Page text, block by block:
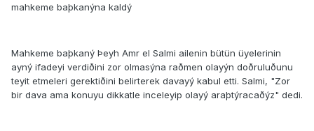
mahkeme baþkanýna kaldý
Mahkeme baþkaný Þeyh Amr el Salmi ailenin bütün üyelerinin
ayný ifadeyi verdiðini zor olmasýna raðmen olayýn doðruluðunu
teyit etmeleri gerektiðini belirterek davayý kabul etti. Salmi, "Zor
bir dava ama konuyu dikkatle inceleyip olayý araþtýracaðýz" dedi.